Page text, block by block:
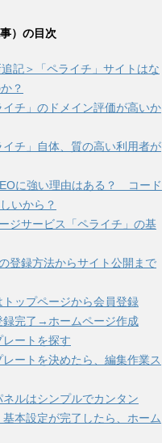
）の目次
記＞「ペライチ」サイトはな
？
イチ」のドメイン評価が高いか
イチ」自体、質の高い利用者が
に強い理由はある？ コード
いから？
ジサービス「ペライチ」の基
登録方法からサイト公開まで
トップページから会員登録
録完了→ホームページ作成
レートを探す
レートを決めたら、編集作業ス
ネルはシンプルでカンタン
基本設定が完了したら、ホーム